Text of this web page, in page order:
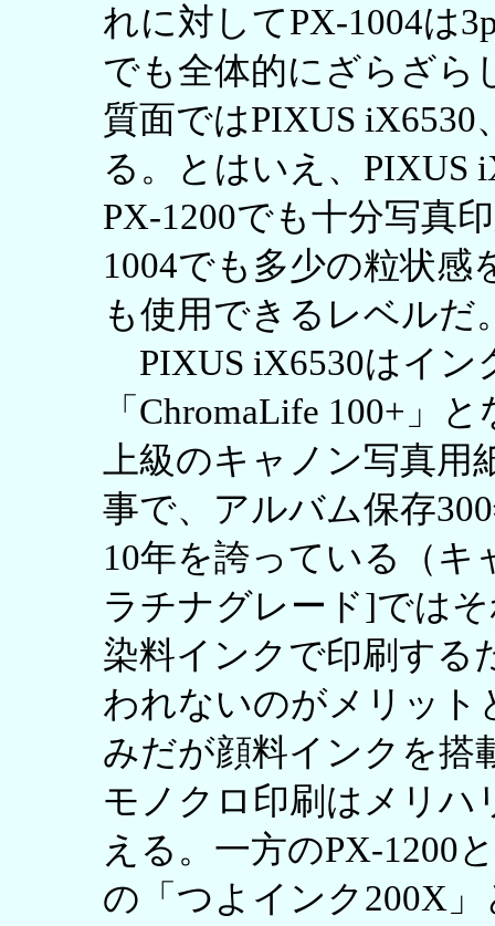
れに対してPX-1004は
でも全体的にざらざら
質面ではPIXUS iX6530
る。とはいえ、PIXUS
PX-1200でも十分写真
1004でも多少の粒状
も使用できるレベルだ
PIXUS iX6530はイン
「ChromaLife 100+」
上級のキャノン写真
事で、アルバム保存
10年を誇っている（キ
ラチナグレード]では
染料インクで印刷する
われないのがメリット
みだが顔料インクを搭
モノクロ印刷はメリハ
える。一方のPX-1200
の「つよインク200X